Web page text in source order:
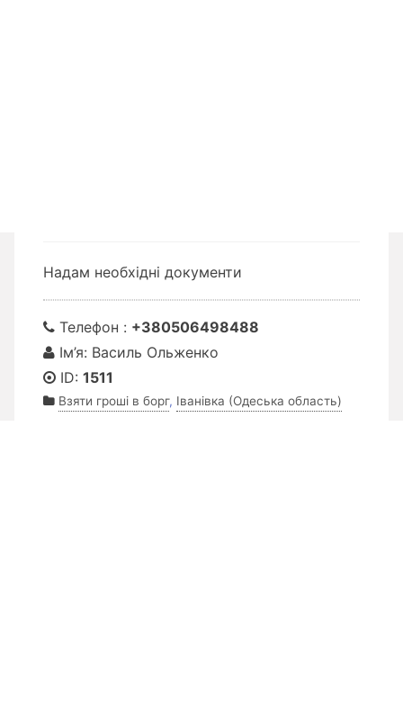
Надам необхідні документи
Телефон : +380506498488
Ім’я: Василь Ольженко
ID: 1511
Взяти гроші в борг, Іванівка (Одеська область)